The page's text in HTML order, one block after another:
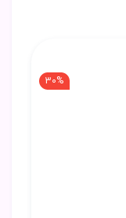
30%